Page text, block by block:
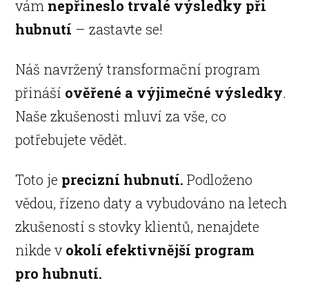
vám nepřineslo trvalé výsledky při
hubnutí – zastavte se!
Náš navržený transformační program
přináší ověřené a výjimečné výsledky.
Naše zkušenosti mluví za vše, co
potřebujete vědět.
Toto je precizní hubnutí. Podloženo
vědou, řízeno daty a vybudováno na letech
zkušeností s stovky klientů, nenajdete
nikde vokolí efektivnější program
pro hubnutí.